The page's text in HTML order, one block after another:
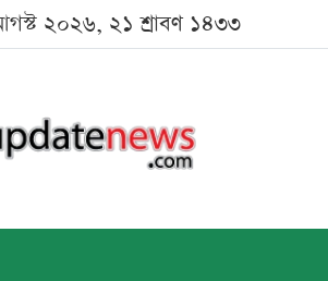
২০২৬, ২১ শ্রাবণ ১৪৩৩